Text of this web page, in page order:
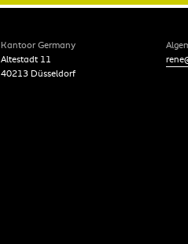
Kantoor Germany
Altestadt 11
40213 Düsseldorf